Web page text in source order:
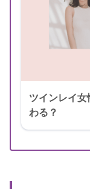
ツインレイ
わる？